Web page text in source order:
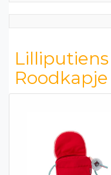
Roodkapje